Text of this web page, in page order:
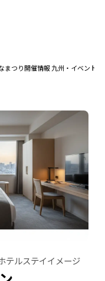
まつり開催情報 九州・イベント
テルステイイメージ